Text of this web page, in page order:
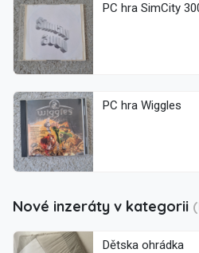
PC hra SimCity
PC hra Wiggles
Nové inzeráty v kategorii
Dětska ohrádka